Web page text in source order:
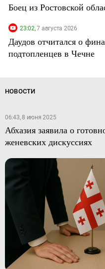
Боец из Ростовской
23:02,7 августа 2026
Даудов отчитался о
подтопленцев в Чечне
НОВОСТИ
06:43, 8 июня 2025
Абхазия заявила о
женевских дискуссиях